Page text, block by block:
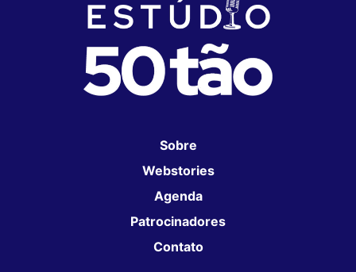
Sobre
Webstories
Agenda
Patrocinadores
Contato